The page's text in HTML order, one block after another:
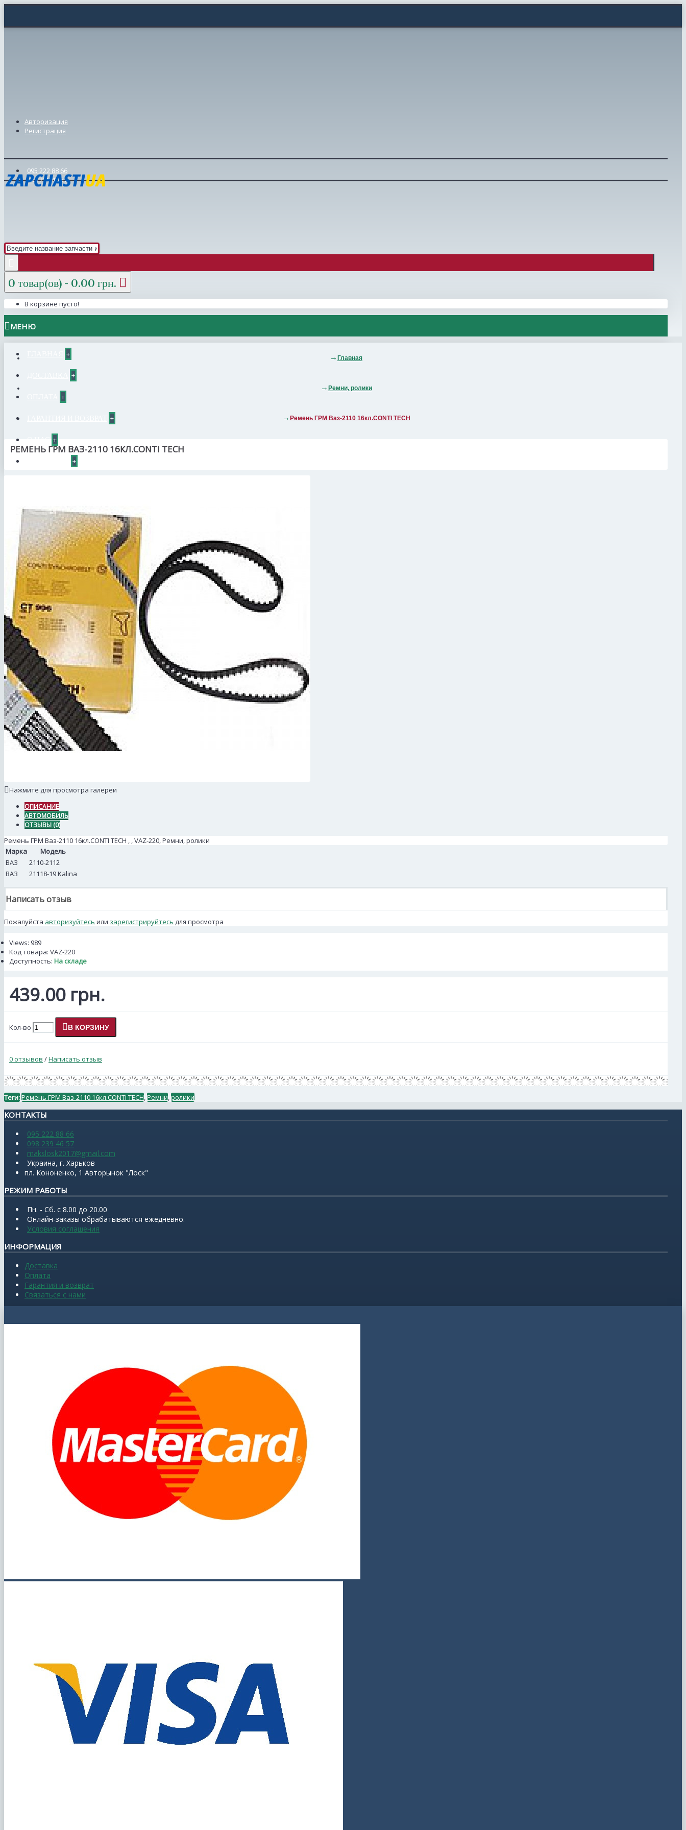
Авторизация
Регистрация
095 222 88 66
098 239 46 57
0 товар(ов) - 0.00 грн.
В корзине пусто!
МЕНЮ
+
+
+
+
+
+
Главная
Ремни, ролики
Ремень ГРМ Ваз-2110 16кл.CONTI TECH
РЕМЕНЬ ГРМ ВАЗ-2110 16КЛ.CONTI TECH
Нажмите для просмотра галереи
ОПИСАНИЕ
АВТОМОБИЛЬ
ОТЗЫВЫ (0)
Ремень ГРМ Ваз-2110 16кл.CONTI TECH , , VAZ-220, Ремни, ролики
Марка
Модель
ВАЗ
2110-2112
ВАЗ
21118-19 Kalina
Написать отзыв
Пожалуйста авторизуйтесь или зарегистрируйтесь для просмотра
Views: 989
Код товара: VAZ-220
Доступность: На складе
439.00 грн.
Кол-во В КОРЗИНУ
0 отзывов /Написать отзыв
Теги:Ремень ГРМ Ваз-2110 16кл.CONTI TECH,Ремни,ролики
КОНТАКТЫ
095 222 88 66
098 239 46 57
makslosk2017@gmail.com
Украина, г. Харьков
пл. Кононенко, 1 Авторынок "Лоск"
РЕЖИМ РАБОТЫ
Пн. - Сб. с 8.00 до 20.00
Онлайн-заказы обрабатываются ежедневно.
Условия соглашения
ИНФОРМАЦИЯ
Доставка
Оплата
Гарантия и возврат
Связаться с нами